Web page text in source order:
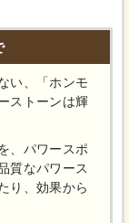
い、「ホンモ
ストーンは輝
、パワースポ
質なパワース
り、効果から